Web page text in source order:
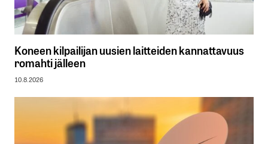
Koneen kilpailijan uusien laitteiden kannattavuus
romahti jälleen
10.8.2026